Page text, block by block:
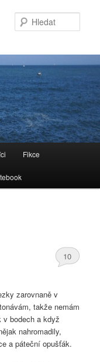
Fikce
10
zarovnaně v
takže nemám
v bodech a když
nahromadily,
a páteční opušťák.